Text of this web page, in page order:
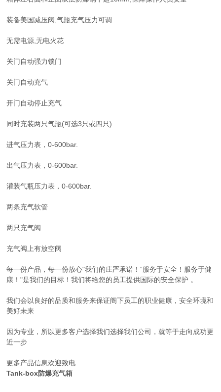
装备美国减压阀,气瓶充气压力可调
无需电源,无电火花
关门自动强力锁门
关门自动充气
开门自动停止充气
同时充装两只气瓶(可选3只或四只)
进气压力表，0-600bar.
出气压力表，0-600bar.
灌装气瓶压力表，0-600bar.
两条充气软管
两只充气阀
充气阀上有放空阀
每一份产品，每一份放心"我们的庄严承诺！“服务于安全！服务于健
康！"是我们的目标！我们将给您的员工提供国际的安全保护 。
我们会以良好的品质和服务来保证阁下员工的职业健康，安全环境和
美好未来
因为专业，所以更多客户选择我们选择我们公司，就等于走向成功更
近一步
更多产品信息欢迎致电
Tank-box防爆充气箱